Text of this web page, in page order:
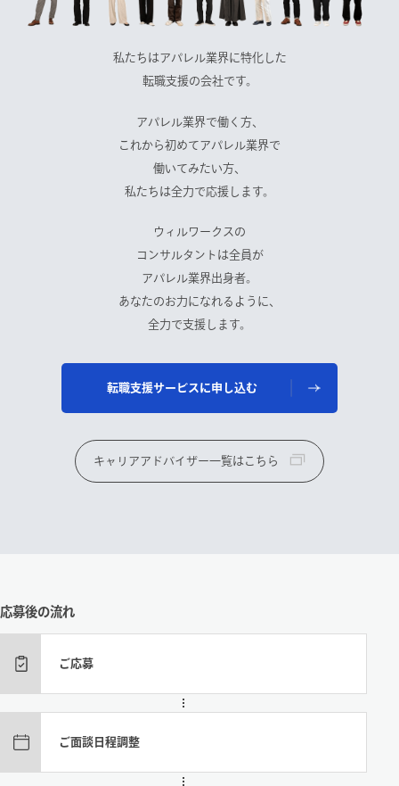
私たちはアパレル業界に特化した
転職支援の会社です。
アパレル業界で働く方、
これから初めてアパレル業界で
働いてみたい方、
私たちは全力で応援します。
ウィルワークスの
コンサルタントは全員が
アパレル業界出身者。
あなたのお力になれるように、
全力で支援します。
転職支援サービスに申し込む
キャリアアドバイザー一覧はこちら
応募後の流れ
ご応募
ご面談日程調整